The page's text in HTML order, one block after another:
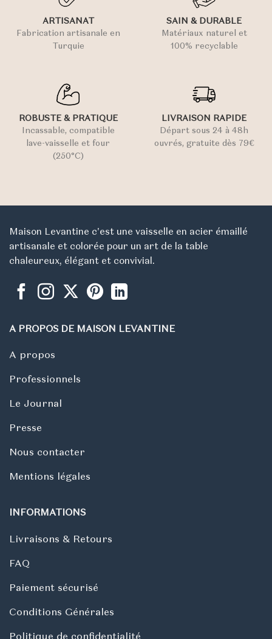
ARTISANAT
Fabrication artisanale en
Turquie
SAIN & DURABLE
Matériaux naturel et
100% recyclable
ROBUSTE & PRATIQUE
Incassable, compatible
lave-vaisselle et four
(250°C)
LIVRAISON RAPIDE
Départ sous 24 à 48h
ouvrés, gratuite dès 79€
Maison Levantine c'est une vaisselle en acier émaillé
artisanale et colorée pour un art de la table
chaleureux, élégant et convivial.
A PROPOS DE MAISON LEVANTINE
A propos
Professionnels
Le Journal
Presse
Nous contacter
Mentions légales
INFORMATIONS
Livraisons & Retours
FAQ
Paiement sécurisé
Conditions Générales
Politique de confidentialité